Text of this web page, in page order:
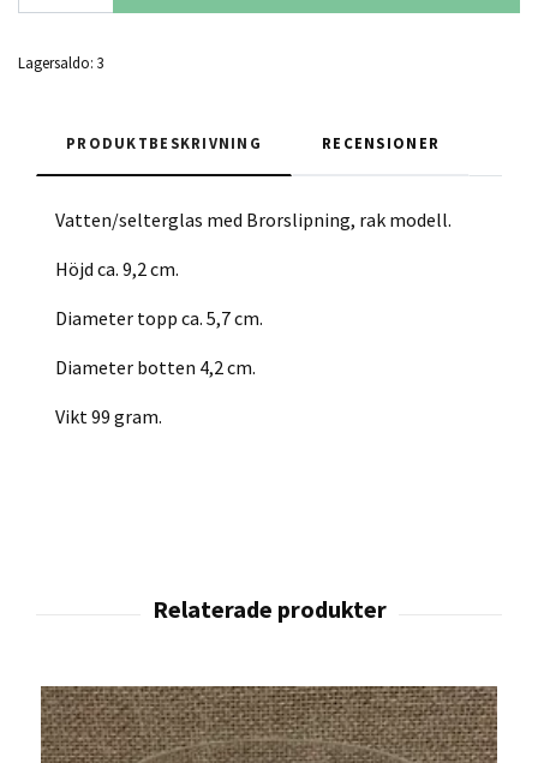
Lagersaldo: 3
PRODUKTBESKRIVNING RECENSIONER
Vatten/selterglas med Brorslipning, rak modell.
Höjd ca. 9,2 cm.
Diameter topp ca. 5,7 cm.
Diameter botten 4,2 cm.
Vikt 99 gram.